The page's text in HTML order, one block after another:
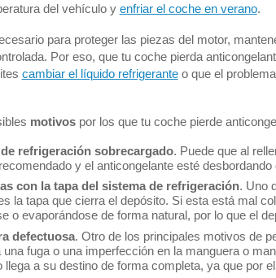
del vehículo y enfriar el coche en verano.
para proteger las piezas del motor,
Por eso, que tu coche pierda
cambiar el líquido refrigeranteo que el
motivospor los que tu coche pierde
refrigeración sobrecargado. Puede que al
y el anticongelante esté desbordando
con la tapa del sistema de refrigeración. Uno
la tapa que cierra el depósito. Si esta está mal
o evaporándose de forma natural, por lo que el
defectuosa. Otro de los principales motivos de
una fuga o una imperfección en la manguera o
llega a su destino de forma completa, ya que por